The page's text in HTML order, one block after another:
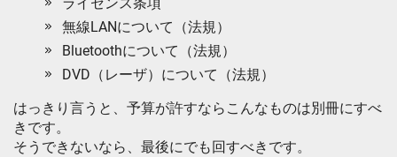
ライセンス条項
無線LANについて（法規）
Bluetoothについて（法規）
DVD（レーザ）について（法規）
はっきり言うと、予算が許すならこんなものは別冊にすべ
きです。
そうできないなら、最後にでも回すべきです。